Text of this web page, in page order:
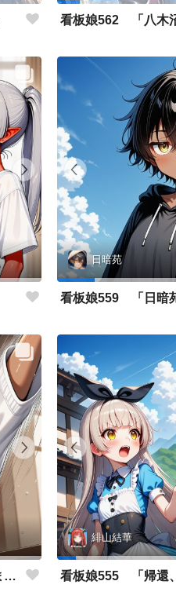
日暗苑
看板娘556 「久慈透のよもやま話」
緋山結華